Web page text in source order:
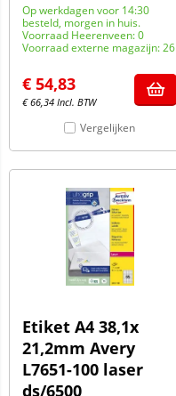
Op werkdagen voor 14:30
besteld, morgen in huis.
Voorraad Heerenveen: 0
Voorraad externe magazijn: 26
€ 54,83
€66,34 Incl. BTW
Vergelijken
Etiket A4 38,1x
21,2mm Avery
L7651-100 laser
ds/6500